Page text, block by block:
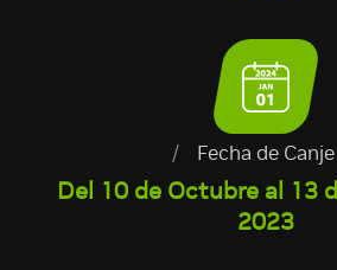
/ Fecha de Canje
Del 10 de Octubre al 13
2023